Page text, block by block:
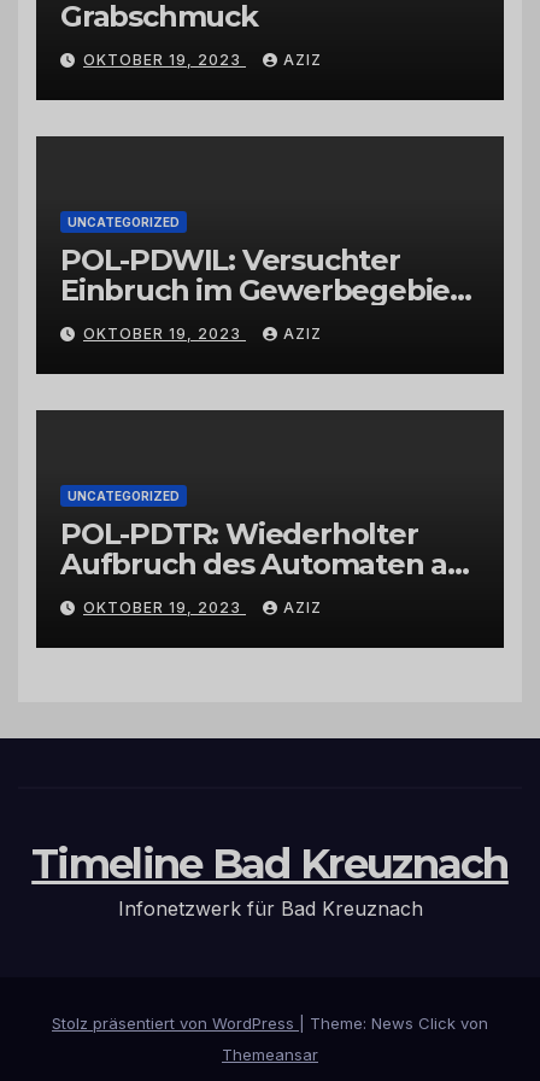
Grabschmuck
OKTOBER 19, 2023 AZIZ
UNCATEGORIZED
POL-PDWIL: Versuchter
Einbruch im Gewerbegebiet
Wittlich
OKTOBER 19, 2023 AZIZ
UNCATEGORIZED
POL-PDTR: Wiederholter
Aufbruch des Automaten am
Wohnmobilstellplatz in
Hermeskeil am Labachweg
OKTOBER 19, 2023 AZIZ
Timeline Bad Kreuznach
Infonetzwerk für Bad Kreuznach
Stolz präsentiert von WordPress
Theme: News Click von
Themeansar